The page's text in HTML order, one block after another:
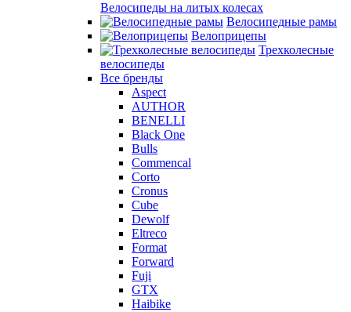
Велосипеды на литых колесах
Велосипедные рамы
Велоприцепы
Трехколесные
велосипеды
Все бренды
Aspect
AUTHOR
BENELLI
Black One
Bulls
Commencal
Corto
Cronus
Cube
Dewolf
Eltreco
Format
Forward
Fuji
GTX
Haibike